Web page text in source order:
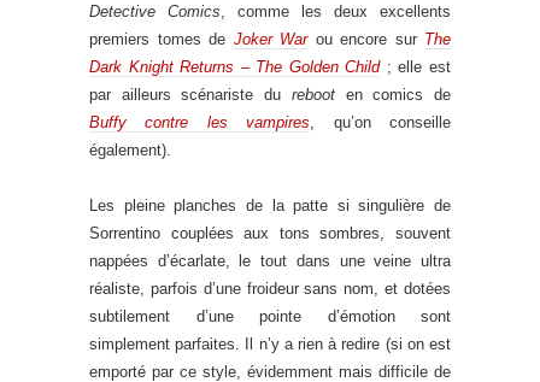
Detective Comics , comme les deux excellents
premiers tomes de Joker Warou encore sur The
Dark Knight Returns – The Golden Child; elle est
par ailleurs scénariste du rebooten comics de
Buffy contre les vampires , qu’on conseille
également).
Les pleine planches de la patte si singulière de
Sorrentino couplées aux tons sombres, souvent
nappées d’écarlate, le tout dans une veine ultra
réaliste, parfois d’une froideur sans nom, et dotées
subtilement d’une pointe d’émotion sont
simplement parfaites. Il n’y a rien à redire (si on est
emporté par ce style, évidemment mais difficile de